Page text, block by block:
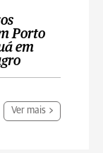
Porto
em
Ver mais